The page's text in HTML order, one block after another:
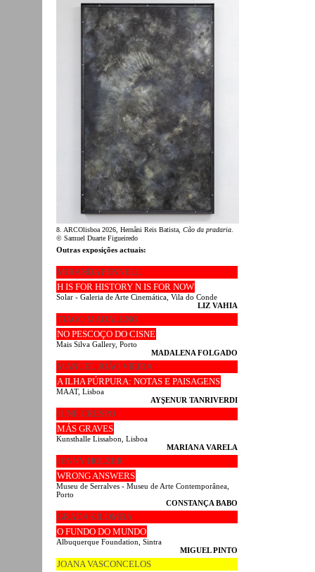
8. ARCOlisboa 2026, Hernâni Reis Batista, Cão da pradaria
© Samuel Duarte Figueiredo
Outras exposições actuais:
MIRANDA PENNELL
H IS FOR HISTORY N IS FOR NOW
Solar - Galeria de Arte Cinemática, Vila do Conde
LIZ VAHIA
TIAGO MADALENO
NO PESCOÇO DO CISNE
Mais Silva Gallery, Porto
MADALENA FOLGADO
MANUEL JOÃO VIEIRA
A ILHA PÚRPURA: NOTAS E PAISAGENS
MAAT, Lisboa
AYŞENUR TANRIVERDI
JUNE CRESPO
MÁS GRAVES
Kunsthalle Lissabon, Lisboa
MARIANA VARELA
JENNY HOLZER
WRONG ANSWERS
Museu de Serralves - Museu de Arte Contemporânea,
Porto
CONSTANÇA BABO
GRADA KILOMBA
O FUNDO DO MUNDO
Albuquerque Foundation, Sintra
MIGUEL PINTO
JOANA VASCONCELOS